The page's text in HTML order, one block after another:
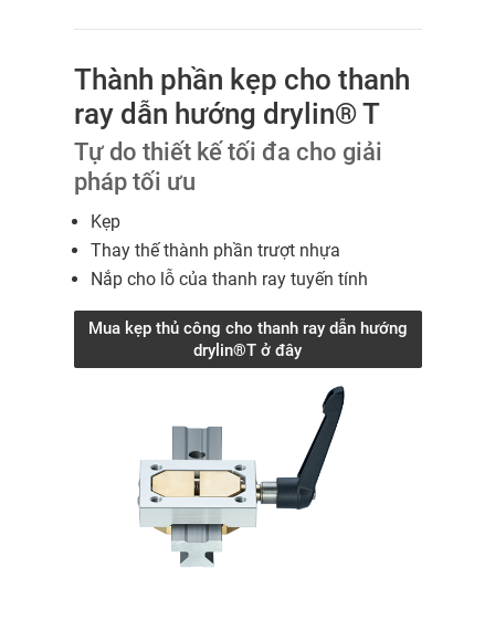
Thành phần kẹp cho thanh
ray dẫn hướng drylin® T
Tự do thiết kế tối đa cho giải
pháp tối ưu
Kẹp
Thay thế thành phần trượt nhựa
Nắp cho lỗ của thanh ray tuyến tính
Mua kẹp thủ công cho thanh ray dẫn hướng
drylin®T ở đây